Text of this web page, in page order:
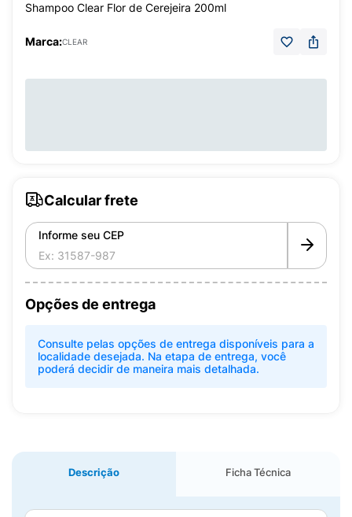
Shampoo Clear Flor de Cerejeira 200ml
Marca:CLEAR
Calcular frete
Informe seu CEP
Opções de entrega
Consulte pelas opções de entrega disponíveis para a
localidade desejada. Na etapa de entrega, você
poderá decidir de maneira mais detalhada.
Descrição Ficha Técnica